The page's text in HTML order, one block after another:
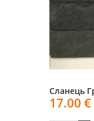
Сланець
17.00 €